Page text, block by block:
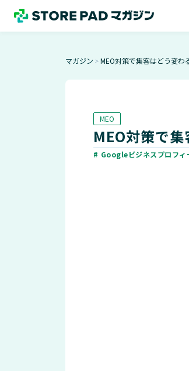
マガジン ＞ MEO対策で集客はどう変わ
MEO
MEO対策で
# Googleビジネスプロフィ